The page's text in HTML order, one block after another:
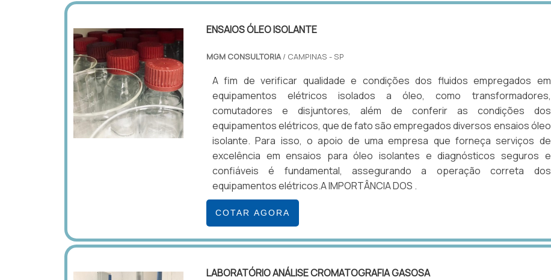
ENSAIOS ÓLEO ISOLANTE
MGM CONSULTORIA/ CAMPINAS - SP
A fim de verificar qualidade e condições dos fluidos empregados em
equipamentos elétricos isolados a óleo, como transformadores,
comutadores e disjuntores, além de conferir as condições dos
equipamentos elétricos, que de fato são empregados diversos ensaios óleo
isolante. Para isso, o apoio de uma empresa que forneça serviços de
excelência em ensaios para óleo isolantes e diagnósticos seguros e
confiáveis é fundamental, assegurando a operação correta dos
equipamentos elétricos.A IMPORTÂNCIA DOS .
COTAR AGORA
LABORATÓRIO ANÁLISE CROMATOGRAFIA GASOSA